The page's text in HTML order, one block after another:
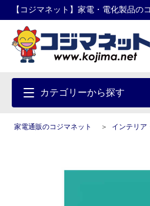
【コジマネット】家電・電化製品の
カテゴリーから探す
家電通販のコジマネット インテリア